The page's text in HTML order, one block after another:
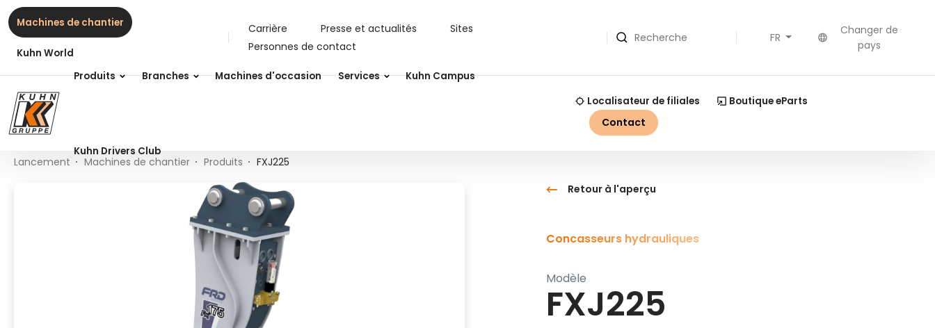
Contenu
Table des matières
Navigation principale
Table Of Content
FXJ225
Machines de chantier
Kuhn World
Carrière Presse et actualités
Sites
Personnes de contact
Recherche FR
Changer de
pays
Produits Branches Machines d'occasion Services Kuhn Campus
Kuhn Drivers Club
Localisateur de filiales Boutique eParts
Contact
Lancement Machines de chantier Produits FXJ225
Retour à l'aperçu
Concasseurs hydrauliques
Modèle
FXJ225